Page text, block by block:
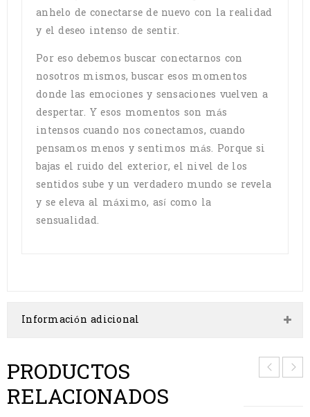
anhelo de conectarse de nuevo con la realidad
y el deseo intenso de sentir.
Por eso debemos buscar conectarnos con
nosotros mismos, buscar esos momentos
donde las emociones y sensaciones vuelven a
despertar. Y esos momentos son más
intensos cuando nos conectamos, cuando
pensamos menos y sentimos más. Porque si
bajas el ruido del exterior, el nivel de los
sentidos sube y un verdadero mundo se revela
y se eleva al máximo, así como la
sensualidad.
Información adicional
PRODUCTOS
RELACIONADOS